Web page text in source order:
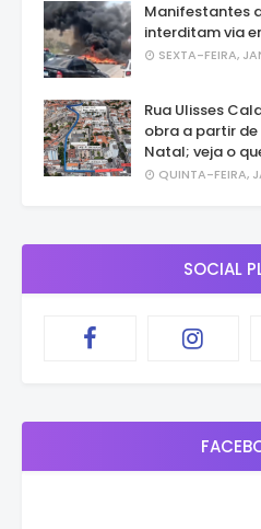
Manifestantes
interditam via
SEXTA-FEIRA,
Rua Ulisses
obra a partir
Natal; veja o
QUINTA-FEIRA,
SOCIAL